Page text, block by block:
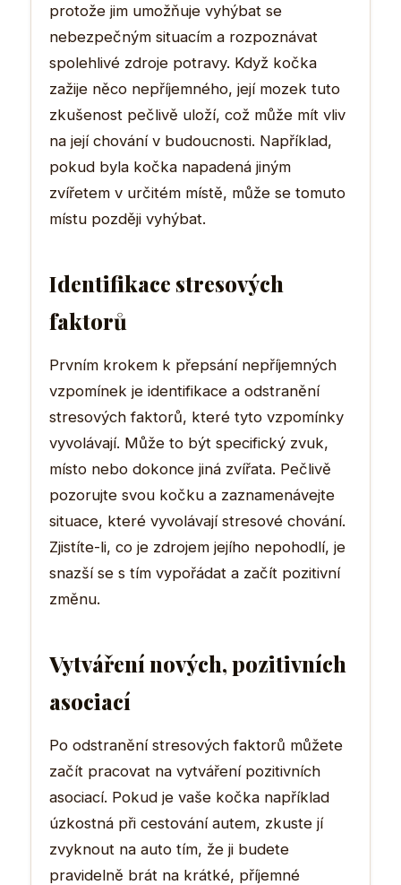
protože jim umožňuje vyhýbat se
nebezpečným situacím a rozpoznávat
spolehlivé zdroje potravy. Když kočka
zažije něco nepříjemného, její mozek tuto
zkušenost pečlivě uloží, což může mít vliv
na její chování v budoucnosti. Například,
pokud byla kočka napadená jiným
zvířetem v určitém místě, může se tomuto
místu později vyhýbat.
Identifikace stresových
faktorů
Prvním krokem k přepsání nepříjemných
vzpomínek je identifikace a odstranění
stresových faktorů, které tyto vzpomínky
vyvolávají. Může to být specifický zvuk,
místo nebo dokonce jiná zvířata. Pečlivě
pozorujte svou kočku a zaznamenávejte
situace, které vyvolávají stresové chování.
Zjistíte-li, co je zdrojem jejího nepohodlí, je
snazší se s tím vypořádat a začít pozitivní
změnu.
Vytváření nových, pozitivních
asociací
Po odstranění stresových faktorů můžete
začít pracovat na vytváření pozitivních
asociací. Pokud je vaše kočka například
úzkostná při cestování autem, zkuste jí
zvyknout na auto tím, že ji budete
pravidelně brát na krátké, příjemné